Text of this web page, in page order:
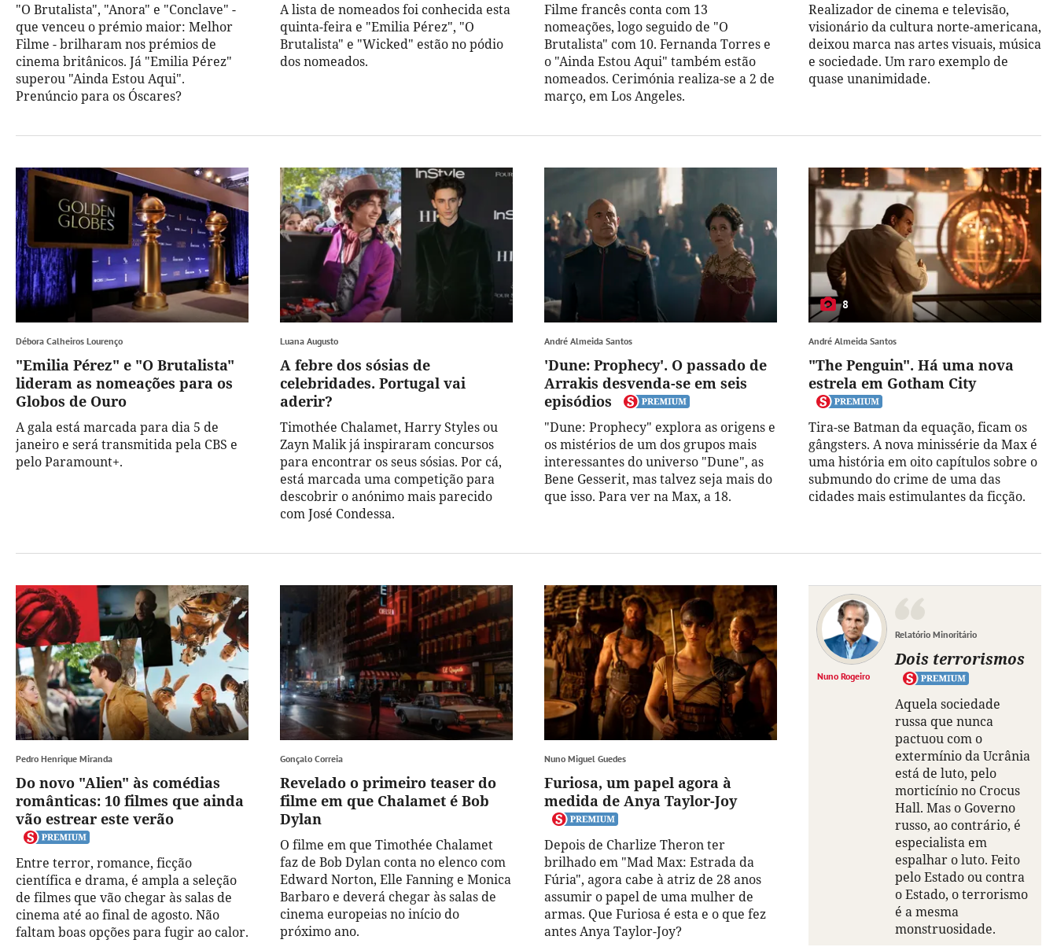
"O Brutalista", "Anora" e "Conclave" -
que venceu o prémio maior: Melhor
Filme - brilharam nos prémios de
cinema britânicos. Já "Emilia Pérez"
superou "Ainda Estou Aqui".
Prenúncio para os Óscares?
A lista de nomeados foi conhecida esta
quinta-feira e "Emilia Pérez", "O
Brutalista" e "Wicked" estão no pódio
dos nomeados.
Filme francês conta com 13
nomeações, logo seguido de "O
Brutalista" com 10. Fernanda Torres e
o "Ainda Estou Aqui" também estão
nomeados. Cerimónia realiza-se a 2 de
março, em Los Angeles.
Realizador de cinema e televisão,
visionário da cultura norte-americana,
deixou marca nas artes visuais, música
e sociedade. Um raro exemplo de
quase unanimidade.
Débora Calheiros Lourenço
"Emilia Pérez" e "O Brutalista"
lideram as nomeações para os
Globos de Ouro
A gala está marcada para dia 5 de
janeiro e será transmitida pela CBS e
pelo Paramount+.
Luana Augusto
A febre dos sósias de
celebridades. Portugal vai
aderir?
Timothée Chalamet, Harry Styles ou
Zayn Malik já inspiraram concursos
para encontrar os seus sósias. Por cá,
está marcada uma competição para
descobrir o anónimo mais parecido
com José Condessa.
André Almeida Santos
'Dune: Prophecy'. O passado de
Arrakis desvenda-se em seis
episódios
"Dune: Prophecy" explora as origens e
os mistérios de um dos grupos mais
interessantes do universo "Dune", as
Bene Gesserit, mas talvez seja mais do
que isso. Para ver na Max, a 18.
8
André Almeida Santos
"The Penguin". Há uma nova
estrela em Gotham City
Tira-se Batman da equação, ficam os
gângsters. A nova minissérie da Max é
uma história em oito capítulos sobre o
submundo do crime de uma das
cidades mais estimulantes da ficção.
Pedro Henrique Miranda
Do novo "Alien" às comédias
românticas: 10 filmes que ainda
vão estrear este verão
Entre terror, romance, ficção
científica e drama, é ampla a seleção
de filmes que vão chegar às salas de
cinema até ao final de agosto. Não
faltam boas opções para fugir ao calor.
Gonçalo Correia
Revelado o primeiro teaser do
filme em que Chalamet é Bob
Dylan
O filme em que Timothée Chalamet
faz de Bob Dylan conta no elenco com
Edward Norton, Elle Fanning e Monica
Barbaro e deverá chegar às salas de
cinema europeias no início do
próximo ano.
Nuno Miguel Guedes
Furiosa, um papel agora à
medida de Anya Taylor-Joy
Depois de Charlize Theron ter
brilhado em "Mad Max: Estrada da
Fúria", agora cabe à atriz de 28 anos
assumir o papel de uma mulher de
armas. Que Furiosa é esta e o que fez
antes Anya Taylor-Joy?
Nuno Rogeiro
Relatório Minoritário
Dois terrorismos
Aquela sociedade
russa que nunca
pactuou com o
extermínio da Ucrânia
está de luto, pelo
morticínio no Crocus
Hall. Mas o Governo
russo, ao contrário, é
especialista em
espalhar o luto. Feito
pelo Estado ou contra
o Estado, o terrorismo
é a mesma
monstruosidade.